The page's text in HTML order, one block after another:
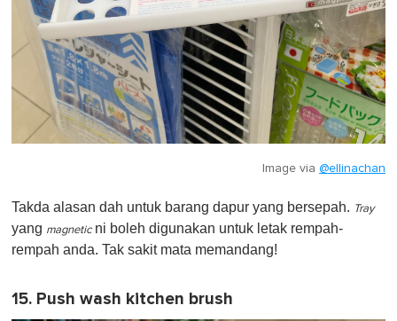
Image via @ellinachan
Takda alasan dah untuk barang dapur yang bersepah. Tray
yang magneticni boleh digunakan untuk letak rempah-
rempah anda. Tak sakit mata memandang!
15. Push wash kitchen brush